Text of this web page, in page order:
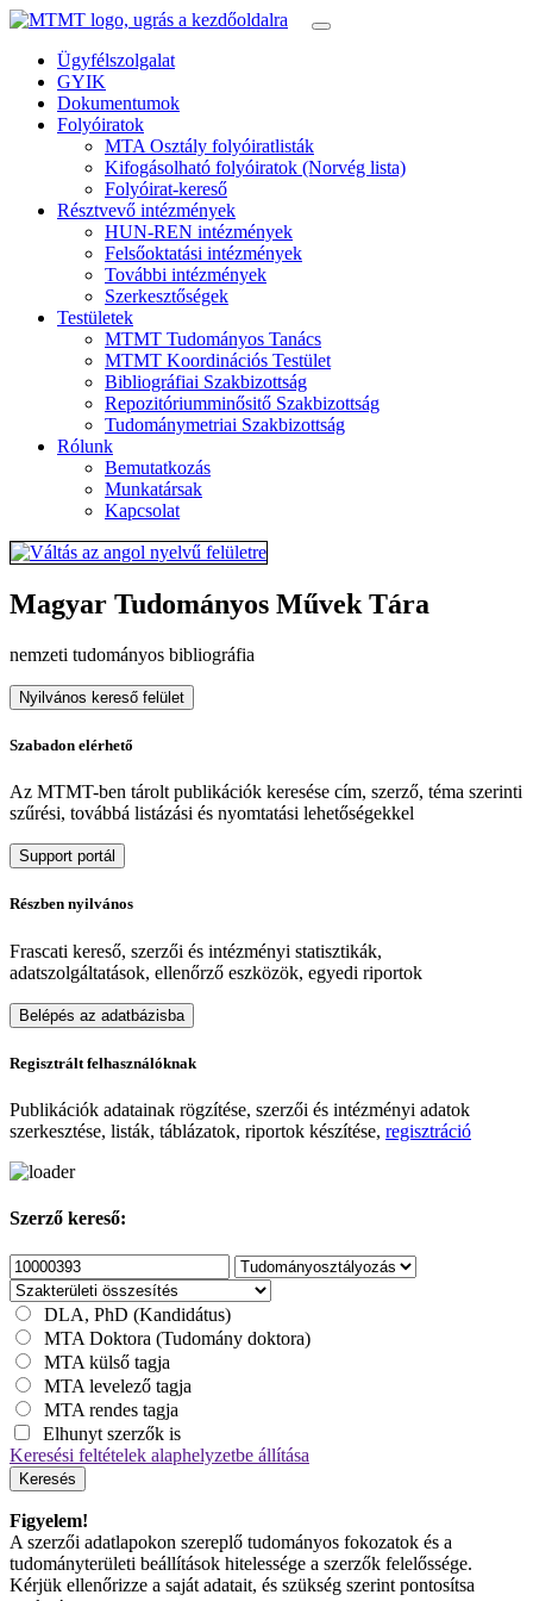
Ügyfélszolgalat
GYIK
Dokumentumok
Folyóiratok
MTA Osztály folyóiratlisták
Kifogásolható folyóiratok (Norvég lista)
Folyóirat-kereső
Résztvevő intézmények
HUN-REN intézmények
Felsőoktatási intézmények
További intézmények
Szerkesztőségek
Testületek
MTMT Tudományos Tanács
MTMT Koordinációs Testület
Bibliográfiai Szakbizottság
Repozitóriumminősitő Szakbizottság
Tudománymetriai Szakbizottság
Rólunk
Bemutatkozás
Munkatársak
Kapcsolat
Magyar Tudományos Művek Tára
nemzeti tudományos bibliográfia
Nyilvános kereső felület
Szabadon elérhető
Az MTMT-ben tárolt publikációk keresése cím, szerző, téma szerinti
szűrési, továbbá listázási és nyomtatási lehetőségekkel
Support portál
Részben nyilvános
Frascati kereső, szerzői és intézményi statisztikák,
adatszolgáltatások, ellenőrző eszközök, egyedi riportok
Belépés az adatbázisba
Regisztrált felhasználóknak
Publikációk adatainak rögzítése, szerzői és intézményi adatok
szerkesztése, listák, táblázatok, riportok készítése, regisztráció
Szerző kereső:
DLA, PhD (Kandidátus)
MTA Doktora (Tudomány doktora)
MTA külső tagja
MTA levelező tagja
MTA rendes tagja
Elhunyt szerzők is
Keresési feltételek alaphelyzetbe állítása
Keresés
Figyelem!
A szerzői adatlapokon szereplő tudományos fokozatok és a
tudományterületi beállítások hitelessége a szerzők felelőssége.
Kérjük ellenőrizze a saját adatait, és szükség szerint pontosítsa